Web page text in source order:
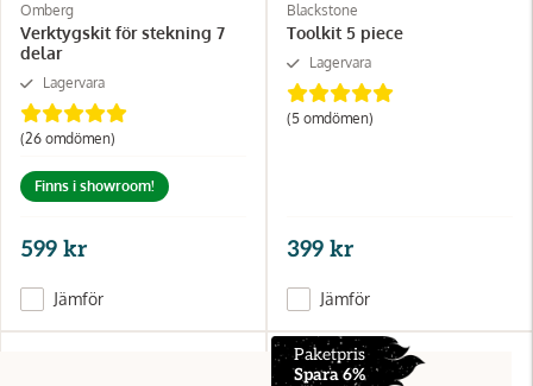
Omberg
Verktygskit för stekning 7
delar
Lagervara
(26 omdömen)
Finns i showroom!
599 kr
Jämför
Blackstone
Toolkit 5 piece
Lagervara
(5 omdömen)
399 kr
Jämför
Paketpris
Spara 6%